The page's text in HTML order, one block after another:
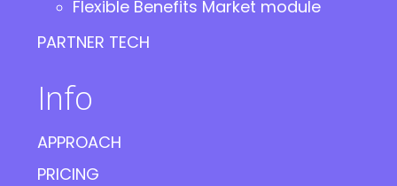
Flexible Benefits Market module
PARTNER TECH
Info
APPROACH
PRICING